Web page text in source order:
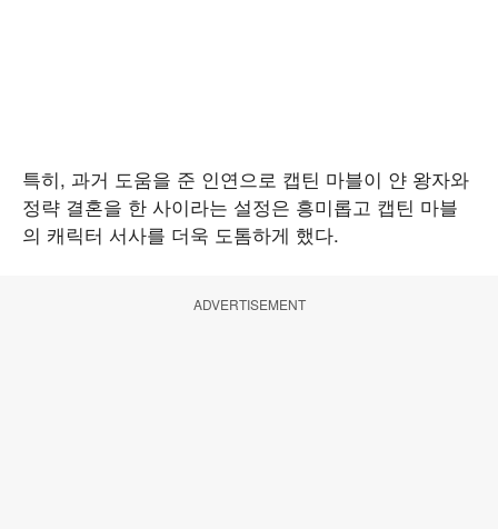
특히, 과거 도움을 준 인연으로 캡틴 마블이 얀 왕자와
정략 결혼을 한 사이라는 설정은 흥미롭고 캡틴 마블
의 캐릭터 서사를 더욱 도톰하게 했다.
ADVERTISEMENT